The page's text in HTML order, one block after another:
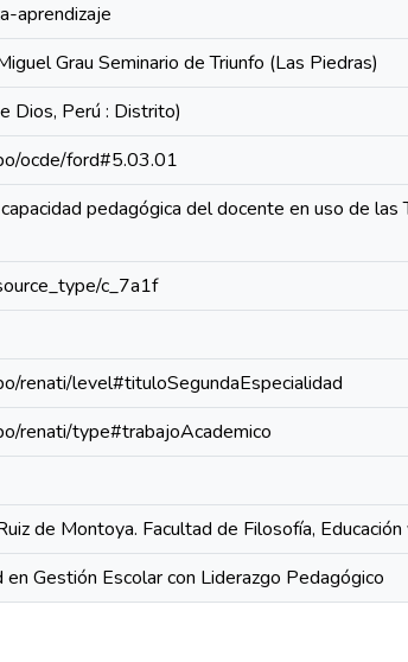
aprendizaje
Grau Seminario de Triunfo (Las Piedras)
Dios, Perú : Distrito)
ocde/ford#5.03.01
pedagógica del docente en uso de
c_7a1f
renati/level#tituloSegundaEspecialidad
renati/type#trabajoAcademico
de Montoya. Facultad de Filosofía, Educación
en Gestión Escolar con Liderazgo Pedagógico